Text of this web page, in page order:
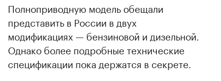
Полноприводную модель обещали
представить в России в двух
модификациях — бензиновой и дизельной.
Однако более подробные технические
спецификации пока держатся в секрете.